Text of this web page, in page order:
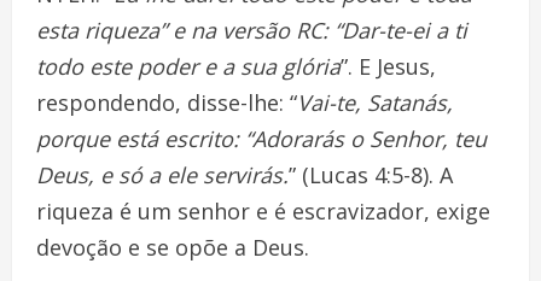
esta riqueza” e na versão RC: “Dar-te-ei a ti
todo este poder e a sua glória”. E Jesus,
respondendo, disse-lhe: “Vai-te, Satanás,
porque está escrito: “Adorarás o Senhor, teu
Deus, e só a ele servirás.” (Lucas 4:5-8). A
riqueza é um senhor e é escravizador, exige
devoção e se opõe a Deus.